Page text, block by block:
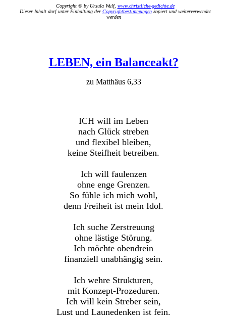
Copyright © by Ursula Wulf, www.christliche-gedichte.de
Dieser Inhalt darf unter Einhaltung der Copyrightbestimmungenkopiert und weiterverwendet
werden
LEBEN, ein Balanceakt?
zu Matthäus 6,33
ICH will im Leben
nach Glück streben
und flexibel bleiben,
keine Steifheit betreiben.
Ich will faulenzen
ohne enge Grenzen.
So fühle ich mich wohl,
denn Freiheit ist mein Idol.
Ich suche Zerstreuung
ohne lästige Störung.
Ich möchte obendrein
finanziell unabhängig sein.
Ich wehre Strukturen,
mit Konzept-Prozeduren.
Ich will kein Streber sein,
Lust und Launedenken ist fein.